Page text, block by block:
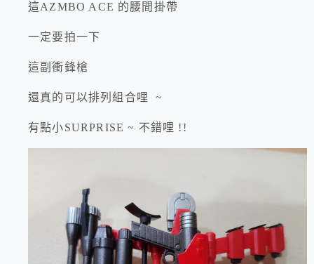
這AZMBO ACE 的腰間掛帶
一定要拍一下
這副衝鋒槍
還真的可以排列組合哩 ~
有點小SURPRISE ~ 不錯哩 !!